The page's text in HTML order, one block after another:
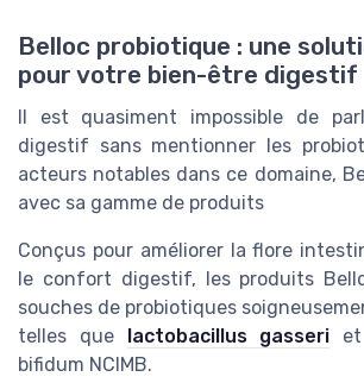
Belloc probiotique : une
pour votre bien-être digestif
Il est quasiment impossible de
digestif sans mentionner les
acteurs notables dans ce domaine,
avec sa gamme de produits
Conçus pour améliorer la flore
le confort digestif, les produits
souches de probiotiques
telles que
lactobacillus gasseri et
bifidum NCIMB.